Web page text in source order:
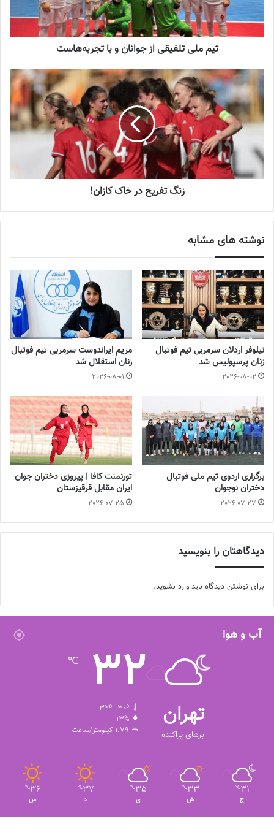
دعوت آزمون از 30 بازیکن به اردوی تیم ملی
آینده درخشانی در انتظار فوتبال بانوان است
2022-12-10
وقت تهران روز سه شنبه ۲۷ تیرماه در شهر مسکو برگزار می شود.
ملی‌پوش فوتبال ایران که توانستند در دور نخست
مرحله انتخابی المپیک 2024 پاریس مقابل میانمار در مجموع بازی
رفت‌وبرگشت به پیروزی برسند و جواز حضور در دور دوم را به‌دست
آوردند، حالا پیش از حضور در مسابقات دور دوم، مشغول گذراندن
دوره‌های آماده‌سازی هستند.
💻منبع:پایگاه خبری ۲٠۲٠ 📸عکس:فدراسیون فوتبال
◾️با فوتبالز همراه شوید◾️فوتبالز را در اینستاگرام دنبال کنید
◾️
footballs.women@
برچسب ها تیم ملی فوتبال فوتبال بانوان
فوتبال زنان
مریم آزمون
تیم ملی تلفیقی از جوانان و با تجربه‌هاست
زنگ تفریح در خاک کازان!
نوشته های مشابه
نیلوفر اردلان سرمربی تیم فوتبال
زنان پرسپولیس شد
2026-08-02
مریم ایراندوست سرمربی تیم فوتبال
زنان استقلال شد
2026-08-01
برگزاری اردوی تیم ملی فوتبال
دختران نوجوان
2026-07-27
تورنمنت کافا | پیروزی دختران جوان
ایران مقابل قرقیزستان
2026-07-25
دیدگاهتان را بنویسید
برای نوشتن دیدگاه باید وارد بشوید.
آب و هوا
تهران
ابرهای پراکنده
32
℃
32º - 30º
13%
1.79 کیلومتر/ساعت
31
℃
ج
33
℃
ش
35
℃
ی
37
℃
د
36
℃
س